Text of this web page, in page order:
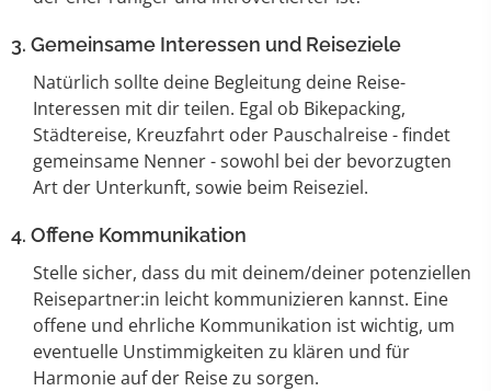
3. Gemeinsame Interessen und Reiseziele
Natürlich sollte deine Begleitung deine Reise-
Interessen mit dir teilen. Egal ob Bikepacking,
Städtereise, Kreuzfahrt oder Pauschalreise - findet
gemeinsame Nenner - sowohl bei der bevorzugten
Art der Unterkunft, sowie beim Reiseziel.
4. Offene Kommunikation
Stelle sicher, dass du mit deinem/deiner potenziellen
Reisepartner:in leicht kommunizieren kannst. Eine
offene und ehrliche Kommunikation ist wichtig, um
eventuelle Unstimmigkeiten zu klären und für
Harmonie auf der Reise zu sorgen.